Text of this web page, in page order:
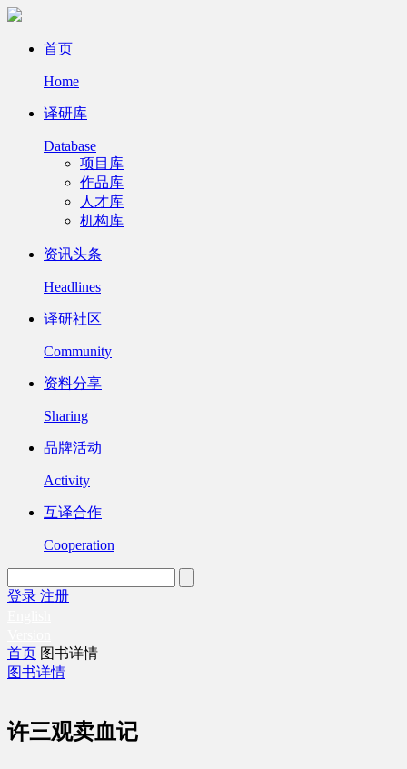
首页
Home
译研库
Database
项目库
作品库
人才库
机构库
资讯头条
Headlines
译研社区
Community
资料分享
Sharing
品牌活动
Activity
互译合作
Cooperation
登录 注册
首页 图书详情
图书详情
许三观卖血记